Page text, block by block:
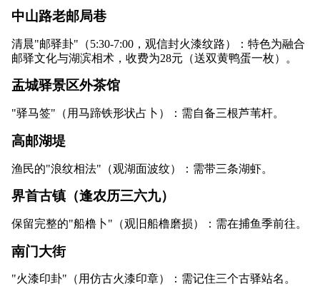
中山路老邮局巷
清晨"邮驿卦"（5:30-7:00，观信封火漆纹路）：特色为融合
邮驿文化与湖滨相术，收费为28元（送双黄鸭蛋一枚）。
盂城驿景区外茶馆
"驿马签"（用马蹄铁形状占卜）：需自备三根芦苇杆。
高邮湖堤
渔民的"浪纹相法"（观湖面波纹）：需带三条湖虾。
界首古镇（逢农历三六九）
保留完整的"船橹卜"（观旧船橹磨损）：需在捕鱼季前往。
南门大街
"火漆印卦"（用仿古火漆印章）：需记住三个古驿站名。